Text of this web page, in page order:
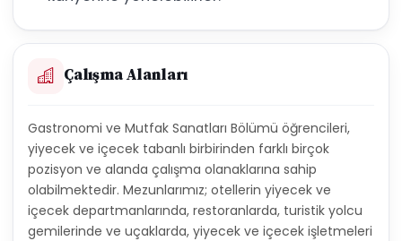
Çalışma Alanları
Gastronomi ve Mutfak Sanatları Bölümü öğrencileri,
yiyecek ve içecek tabanlı birbirinden farklı birçok
pozisyon ve alanda çalışma olanaklarına sahip
olabilmektedir. Mezunlarımız; otellerin yiyecek ve
içecek departmanlarında, restoranlarda, turistik yolcu
gemilerinde ve uçaklarda, yiyecek ve içecek işletmeleri